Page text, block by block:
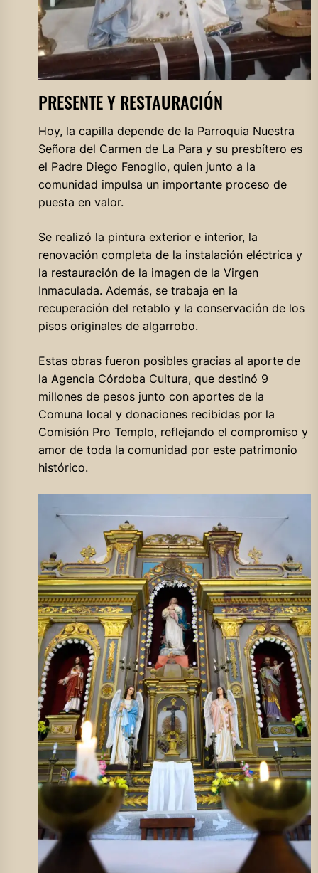
PRESENTE Y RESTAURACIÓN
Hoy, la capilla depende de la Parroquia Nuestra
Señora del Carmen de La Para y su presbítero es
el Padre Diego Fenoglio, quien junto a la
comunidad impulsa un importante proceso de
puesta en valor.
Se realizó la pintura exterior e interior, la
renovación completa de la instalación eléctrica y
la restauración de la imagen de la Virgen
Inmaculada. Además, se trabaja en la
recuperación del retablo y la conservación de los
pisos originales de algarrobo.
Estas obras fueron posibles gracias al aporte de
la Agencia Córdoba Cultura, que destinó 9
millones de pesos junto con aportes de la
Comuna local y donaciones recibidas por la
Comisión Pro Templo, reflejando el compromiso y
amor de toda la comunidad por este patrimonio
histórico.